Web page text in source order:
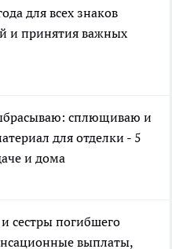
для всех знаков
и принятия важных
сплющиваю и
для отделки - 5
и дома
сестры погибшего
выплаты,